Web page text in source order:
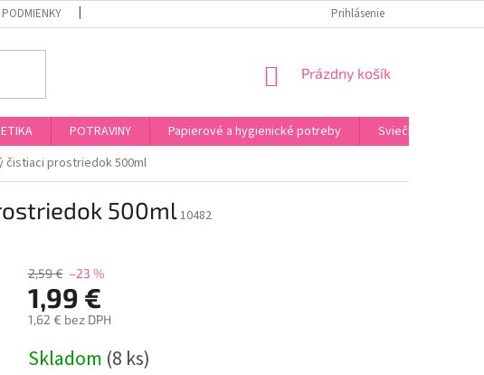
PODMIENKY OCHRANY OSOBNÝCH ÚDAJOV
Prihlásenie
NÁKUPNÝ
Prázdny košík
POTRAVINY Papierové a hygienické potreby
Sviečky, kahance,
čistiaci prostriedok 500ml
500ml10482
2,59 € –23 %
1,99 €
1,62 € bez DPH
cena:
Skladom (8 ks)